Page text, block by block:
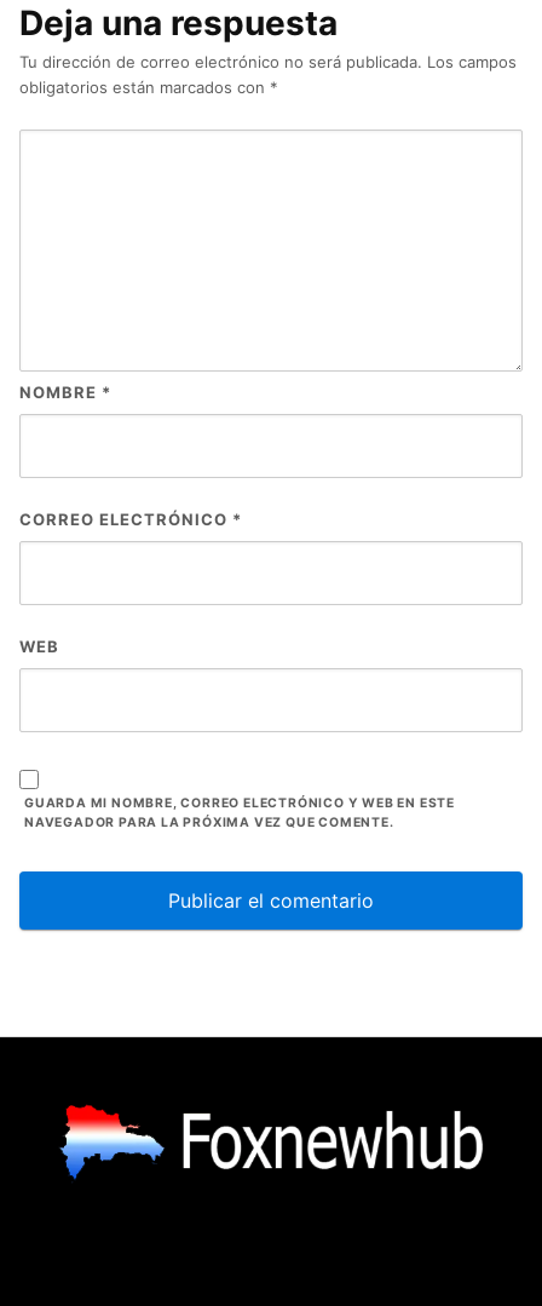
Deja una respuesta
Tu dirección de correo electrónico no será publicada. Los campos
obligatorios están marcados con *
NOMBRE *
CORREO ELECTRÓNICO *
WEB
GUARDA MI NOMBRE, CORREO ELECTRÓNICO Y WEB EN ESTE
NAVEGADOR PARA LA PRÓXIMA VEZ QUE COMENTE.